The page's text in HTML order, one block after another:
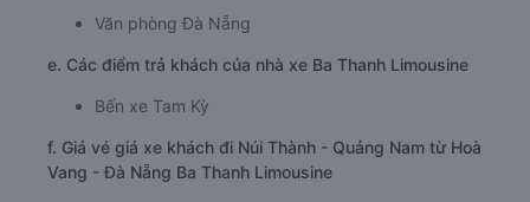
Văn phòng Đà Nẵng
e. Các điểm trả khách của nhà xe Ba Thanh Limousine
Bến xe Tam Kỳ
f. Giá vé giá xe khách đi Núi Thành - Quảng Nam từ Hoà
Vang - Đà Nẵng Ba Thanh Limousine